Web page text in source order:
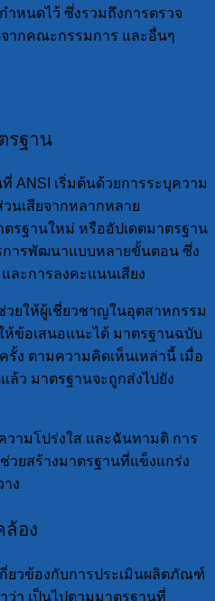
หนดไว้ ซึ่งรวมถึงการตรวจ
ากคณะกรรมการ และอื่นๆ
รฐาน
ANSI เริ่มต้นด้วยการระบุความ
นเสียจากหลากหลาย
รฐานใหม่ หรืออัปเดตมาตรฐาน
การพัฒนาแบบหลายขั้นตอน ซึ่ง
ละการลงคะแนนเสียง
ยให้ผู้เชี่ยวชาญในอุตสาหกรรม
ข้อเสนอแนะได้ มาตรฐานฉบับ
รั้ง ตามความคิดเห็นเหล่านี้ เมื่อ
ว มาตรฐานจะถูกส่งไปยัง
ามโปร่งใส และฉันทามติ การ
ยสร้างมาตรฐานที่แข็งแกร่ง
ง
ล้อง
ยวข้องกับการประเมินผลิตภัณฑ์
ว่า เป็นไปตามมาตรฐานที่